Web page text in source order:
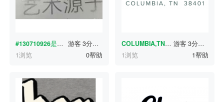
#130710926是什么字体？ 游客 3分钟前
1浏览
0帮助
COLUMBIA,TN38401 是什么字体？
游客 3分钟前
1浏览
1帮助